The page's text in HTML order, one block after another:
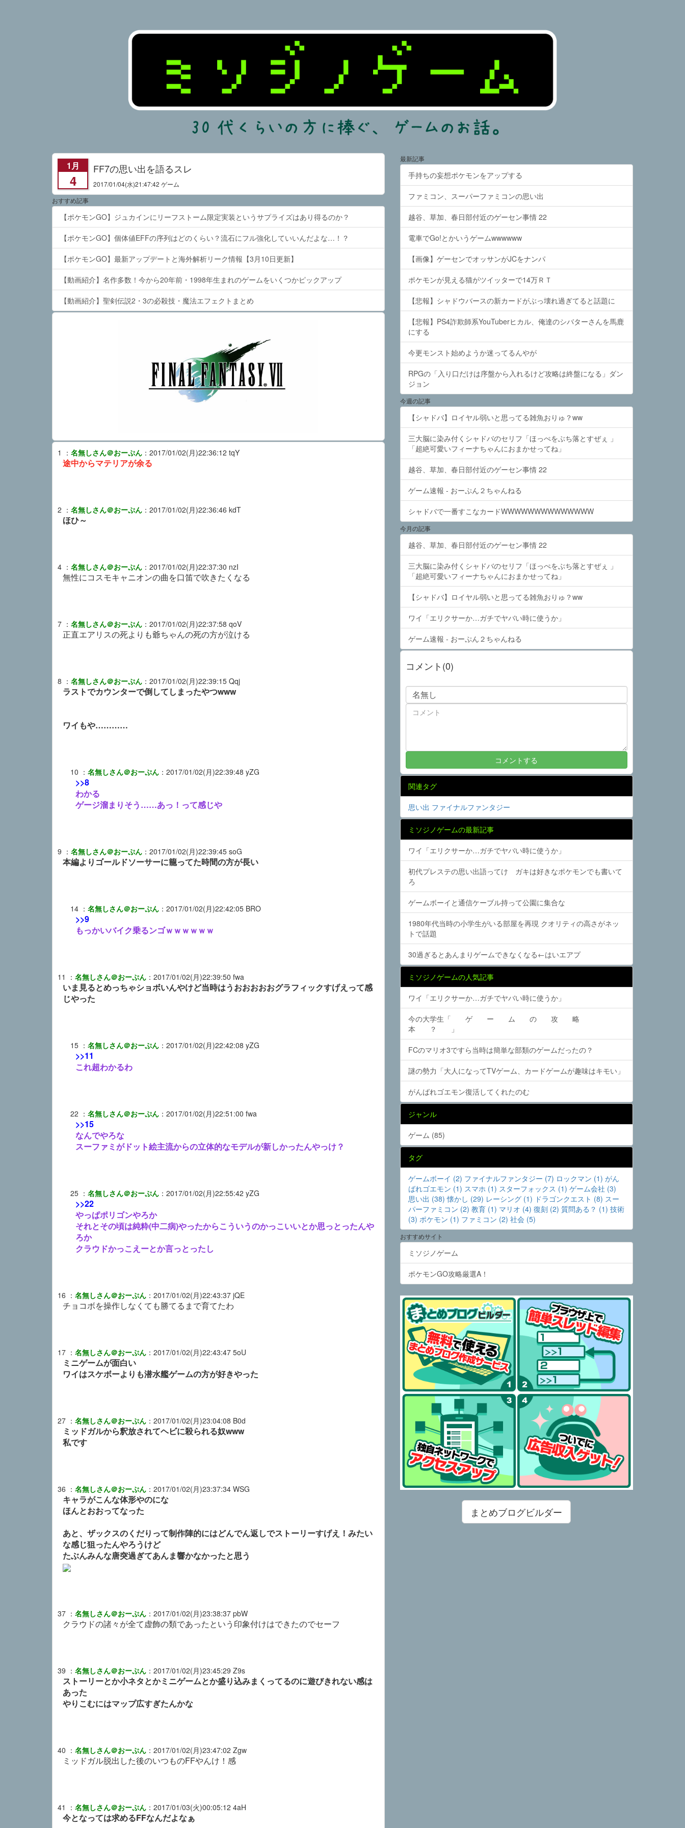
1月
4
FF7の思い出を語るスレ
2017/01/04(水)21:47:42 ゲーム
おすすめ記事
【ポケモンGO】ジュカインにリーフストーム限定実装というサプライズはあり得るのか？
【ポケモンGO】個体値EFFの序列はどのくらい？流石にフル強化していいんだよな…！？
【ポケモンGO】最新アップデートと海外解析リーク情報【3月10日更新】
【動画紹介】名作多数！今から20年前・1998年生まれのゲームをいくつかピックアップ
【動画紹介】聖剣伝説2・3の必殺技・魔法エフェクトまとめ
1 ： 名無しさん＠おーぷん ： 2017/01/02(月)22:36:12 tqY
途中からマテリアが余る
2 ： 名無しさん＠おーぷん ： 2017/01/02(月)22:36:46 kdT
ほひ～
4 ： 名無しさん＠おーぷん ： 2017/01/02(月)22:37:30 nzI
無性にコスモキャニオンの曲を口笛で吹きたくなる
7 ： 名無しさん＠おーぷん ： 2017/01/02(月)22:37:58 qoV
正直エアリスの死よりも爺ちゃんの死の方が泣ける
8 ： 名無しさん＠おーぷん ： 2017/01/02(月)22:39:15 Qqj
ラストでカウンターで倒してしまったやつwww
ワイもや…………
10 ： 名無しさん＠おーぷん ： 2017/01/02(月)22:39:48 yZG
>>8
わかる
ゲージ溜まりそう……あっ！って感じや
9 ： 名無しさん＠おーぷん ： 2017/01/02(月)22:39:45 soG
本編よりゴールドソーサーに籠ってた時間の方が長い
14 ： 名無しさん＠おーぷん ： 2017/01/02(月)22:42:05 BRO
>>9
もっかいバイク乗るンゴｗｗｗｗｗｗ
11 ： 名無しさん＠おーぷん ： 2017/01/02(月)22:39:50 fwa
いま見るとめっちゃショボいんやけど当時はうおおおおおグラフィックすげえって感
じやった
15 ： 名無しさん＠おーぷん ： 2017/01/02(月)22:42:08 yZG
>>11
これ超わかるわ
22 ： 名無しさん＠おーぷん ： 2017/01/02(月)22:51:00 fwa
>>15
なんでやろな
スーファミがドット絵主流からの立体的なモデルが新しかったんやっけ？
25 ： 名無しさん＠おーぷん ： 2017/01/02(月)22:55:42 yZG
>>22
やっぱポリゴンやろか
それとその頃は純粋(中二病)やったからこういうのかっこいいとか思っとったんや
ろか
クラウドかっこえーとか言っとったし
16 ： 名無しさん＠おーぷん ： 2017/01/02(月)22:43:37 jQE
チョコボを操作しなくても勝てるまで育てたわ
17 ： 名無しさん＠おーぷん ： 2017/01/02(月)22:43:47 5oU
ミニゲームが面白い
ワイはスケボーよりも潜水艦ゲームの方が好きやった
27 ： 名無しさん＠おーぷん ： 2017/01/02(月)23:04:08 B0d
ミッドガルから釈放されてヘビに殺られる奴www
私です
36 ： 名無しさん＠おーぷん ： 2017/01/02(月)23:37:34 WSG
キャラがこんな体形やのにな
ほんとおおってなった
あと、ザックスのくだりって制作陣的にはどんでん返しでストーリーすげえ！みたい
な感じ狙ったんやろうけど
たぶんみんな唐突過ぎてあんま響かなかったと思う
37 ： 名無しさん＠おーぷん ： 2017/01/02(月)23:38:37 pbW
クラウドの諸々が全て虚飾の類であったという印象付けはできたのでセーフ
39 ： 名無しさん＠おーぷん ： 2017/01/02(月)23:45:29 Z9s
ストーリーとか小ネタとかミニゲームとか盛り込みまくってるのに遊びきれない感は
あった
やりこむにはマップ広すぎたんかな
40 ： 名無しさん＠おーぷん ： 2017/01/02(月)23:47:02 Zgw
ミッドガル脱出した後のいつものFFやんけ！感
41 ： 名無しさん＠おーぷん ： 2017/01/03(火)00:05:12 4aH
今となっては求めるFFなんだよなぁ
最新記事
手持ちの妄想ポケモンをアップする
ファミコン、スーパーファミコンの思い出
越谷、草加、春日部付近のゲーセン事情 22
電車でGo!とかいうゲームwwwwww
【画像】ゲーセンでオッサンがJCをナンパ
ポケモンが見える猫がツイッターで14万ＲＴ
【悲報】シャドウバースの新カードがぶっ壊れ過ぎてると話題に
【悲報】PS4詐欺師系YouTuberヒカル、俺達のシバターさんを馬鹿
にする
今更モンスト始めようか迷ってるんやが
RPGの「入り口だけは序盤から入れるけど攻略は終盤になる」ダン
ジョン
今週の記事
【シャドバ】ロイヤル弱いと思ってる雑魚おりゅ？ww
三大脳に染み付くシャドバのセリフ「ほっぺをぶち落とすぜぇ 」
「超絶可愛いフィーナちゃんにおまかせってね」
越谷、草加、春日部付近のゲーセン事情 22
ゲーム速報 - おーぷん２ちゃんねる
シャドバで一番すこなカードWWWWWWWWWWWWWW
今月の記事
越谷、草加、春日部付近のゲーセン事情 22
三大脳に染み付くシャドバのセリフ「ほっぺをぶち落とすぜぇ 」
「超絶可愛いフィーナちゃんにおまかせってね」
【シャドバ】ロイヤル弱いと思ってる雑魚おりゅ？ww
ワイ「エリクサーか…ガチでヤバい時に使うか」
ゲーム速報 - おーぷん２ちゃんねる
コメント(0)
関連タグ
思い出 ファイナルファンタジー
ミソジノゲームの最新記事
ワイ「エリクサーか…ガチでヤバい時に使うか」
初代プレステの思い出語ってけ ガキは好きなポケモンでも書いて
ろ
ゲームボーイと通信ケーブル持って公園に集合な
1980年代当時の小学生がいる部屋を再現 クオリティの高さがネッ
トで話題
30過ぎるとあんまりゲームできなくなる←はいエアプ
ミソジノゲームの人気記事
ワイ「エリクサーか…ガチでヤバい時に使うか」
今の大学生「 ゲ ー ム の 攻 略
本 ？ 」
FCのマリオ3ですら当時は簡単な部類のゲームだったの？
謎の勢力「大人になってTVゲーム、カードゲームが趣味はキモい」
がんばれゴエモン復活してくれたのむ
ジャンル
ゲーム (85)
タグ
ゲームボーイ (2) ファイナルファンタジー (7) ロックマン (1) がん
ばれゴエモン (1) スマホ (1) スターフォックス (1) ゲーム会社 (3)
思い出 (38) 懐かし (29) レーシング (1) ドラゴンクエスト (8) スー
パーファミコン (2) 教育 (1) マリオ (4) 復刻 (2) 質問ある？ (1) 技術
(3) ポケモン (1) ファミコン (2) 社会 (5)
おすすめサイト
ミソジノゲーム
ポケモンGO攻略厳選A！
まとめブログビルダー